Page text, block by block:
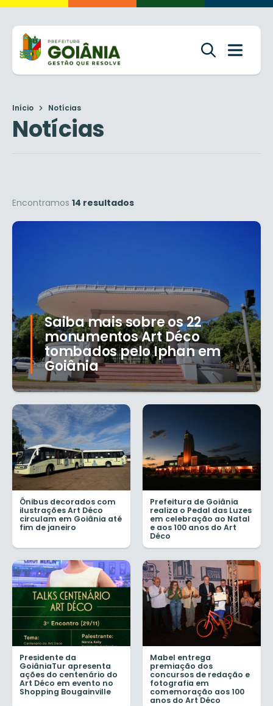
Início Notícias
Notícias
Encontramos 14 resultados
Saiba mais sobre os 22
monumentos Art Déco
tombados pelo Iphan em
Goiânia
Ônibus decorados com
ilustrações Art Déco
circulam em Goiânia até
fim de janeiro
Prefeitura de Goiânia
realiza o Pedal das Luzes
em celebração ao Natal
e aos 100 anos do Art
Déco
Presidente da
GoiâniaTur apresenta
ações do centenário do
Art Déco em evento no
Shopping Bougainville
Mabel entrega
premiação dos
concursos de redação e
fotografia em
comemoração aos 100
anos do Art Déco